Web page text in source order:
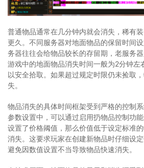
普通物品通常在几分钟内就会消失，稀有
更久。不同服务器对地面物品的保留时间
务器往往会给物品较长的存留期，老服务器
游戏中的地面物品消失时间一般为2分钟左
以安全拾取。如果超过规定时限仍未捡取
失。
物品消失的具体时间框架受到严格的控制
参数设置中，可以通过启用扔物品控制功
设置了价格阈值，那么价值低于设定标准
消失。这要求玩家在创建新物品时仔细设
避免因数值设置不当导致物品快速消失。